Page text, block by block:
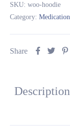
SKU: woo-hoodie
Category: Medication
Share
Description